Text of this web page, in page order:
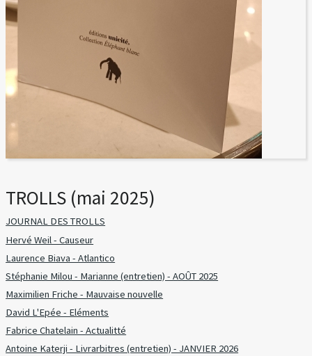
TROLLS (mai 2025)
JOURNAL DES TROLLS
Hervé Weil - Causeur
Laurence Biava - Atlantico
Stéphanie Milou - Marianne (entretien) - AOÛT 2025
Maximilien Friche - Mauvaise nouvelle
David L'Epée - Eléments
Fabrice Chatelain - Actualitté
Antoine Katerji - Livrarbitres (entretien) - JANVIER 2026